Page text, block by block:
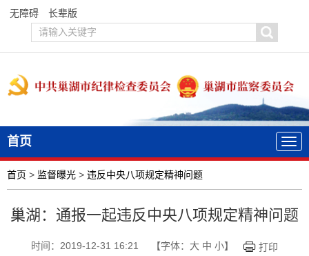
无障碍 长辈版
首页
首页 > 监督曝光 > 违反中央八项规定精神问题
巢湖：通报一起违反中央八项规定精神问题
时间：2019-12-31 16:21 【字体： 大 中 小】 打印